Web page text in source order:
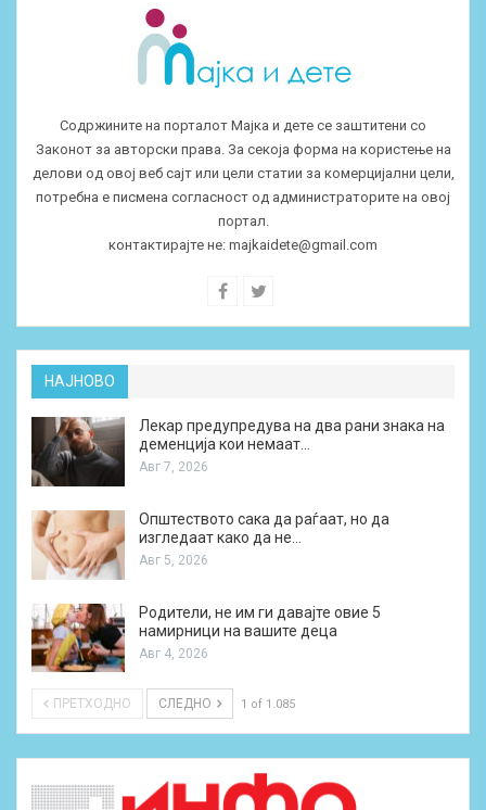
Содржините на порталот Мајка и дете се заштитени со
Законот за авторски права. За секоја форма на користење на
делови од овој веб сајт или цели статии за комерцијални цели,
потребна е писмена согласност од администраторите на овој
портал.
контактирајте не: majkaidete@gmail.com
НАЈНОВО
Лекар предупредува на два рани знака на
деменција кои немаат…
Авг 7, 2026
Општеството сака да раѓаат, но да
изгледаат како да не…
Авг 5, 2026
Родители, не им ги давајте овие 5
намирници на вашите деца
Авг 4, 2026
ПРЕТХОДНО СЛЕДНО 1 of 1.085